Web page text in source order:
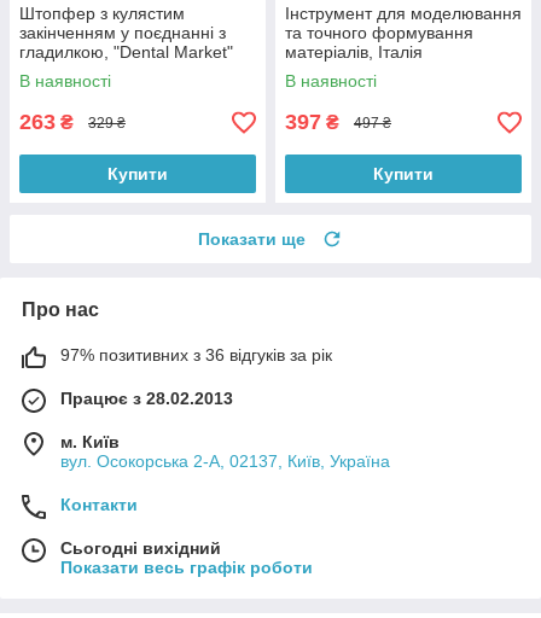
Штопфер з кулястим
закінченням у поєднанні з
гладилкою, "Dental Market"
Італія
В наявності
263 ₴ 329 ₴
Купити
Інструмент для моделювання
та точного формування
матеріалів, Італія
В наявності
397 ₴ 497 ₴
Купити
Показати ще
Про нас
97% позитивних з 36 відгуків за рік
Працює з 28.02.2013
м. Київ
вул. Осокорська 2-А, 02137, Київ, Україна
Контакти
Сьогодні вихідний
Показати весь графік роботи